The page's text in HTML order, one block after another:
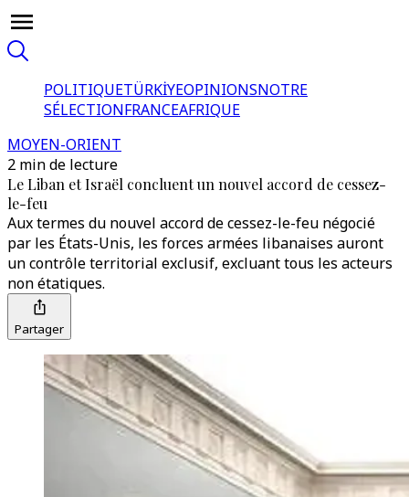
POLITIQUETÜRKİYEOPINIONSNOTRE
SÉLECTIONFRANCEAFRIQUE
MOYEN-ORIENT
2 min de lecture
Le Liban et Israël concluent un nouvel accord de cessez-
le-feu
Aux termes du nouvel accord de cessez-le-feu négocié
par les États-Unis, les forces armées libanaises auront
un contrôle territorial exclusif, excluant tous les acteurs
non étatiques.
Partager